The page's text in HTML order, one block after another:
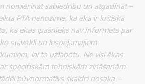
nomierināt sabiedrību un atgādināt –
PTA nenozīmē, ka ēka ir kritiskā
ka ēkas īpašnieks nav informēts par
stāvokli un iespējamajiem
lai to uzlabotu. Ne visi ēkas
specifiskām tehniskām zināšanām
būvnormatīvs skaidri nosaka –